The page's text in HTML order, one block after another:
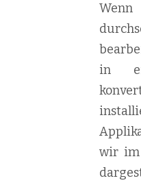
in
wir im